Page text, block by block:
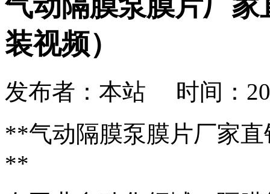
装视频）
发布者：本站 时间：
**气动隔膜泵膜片厂家
**